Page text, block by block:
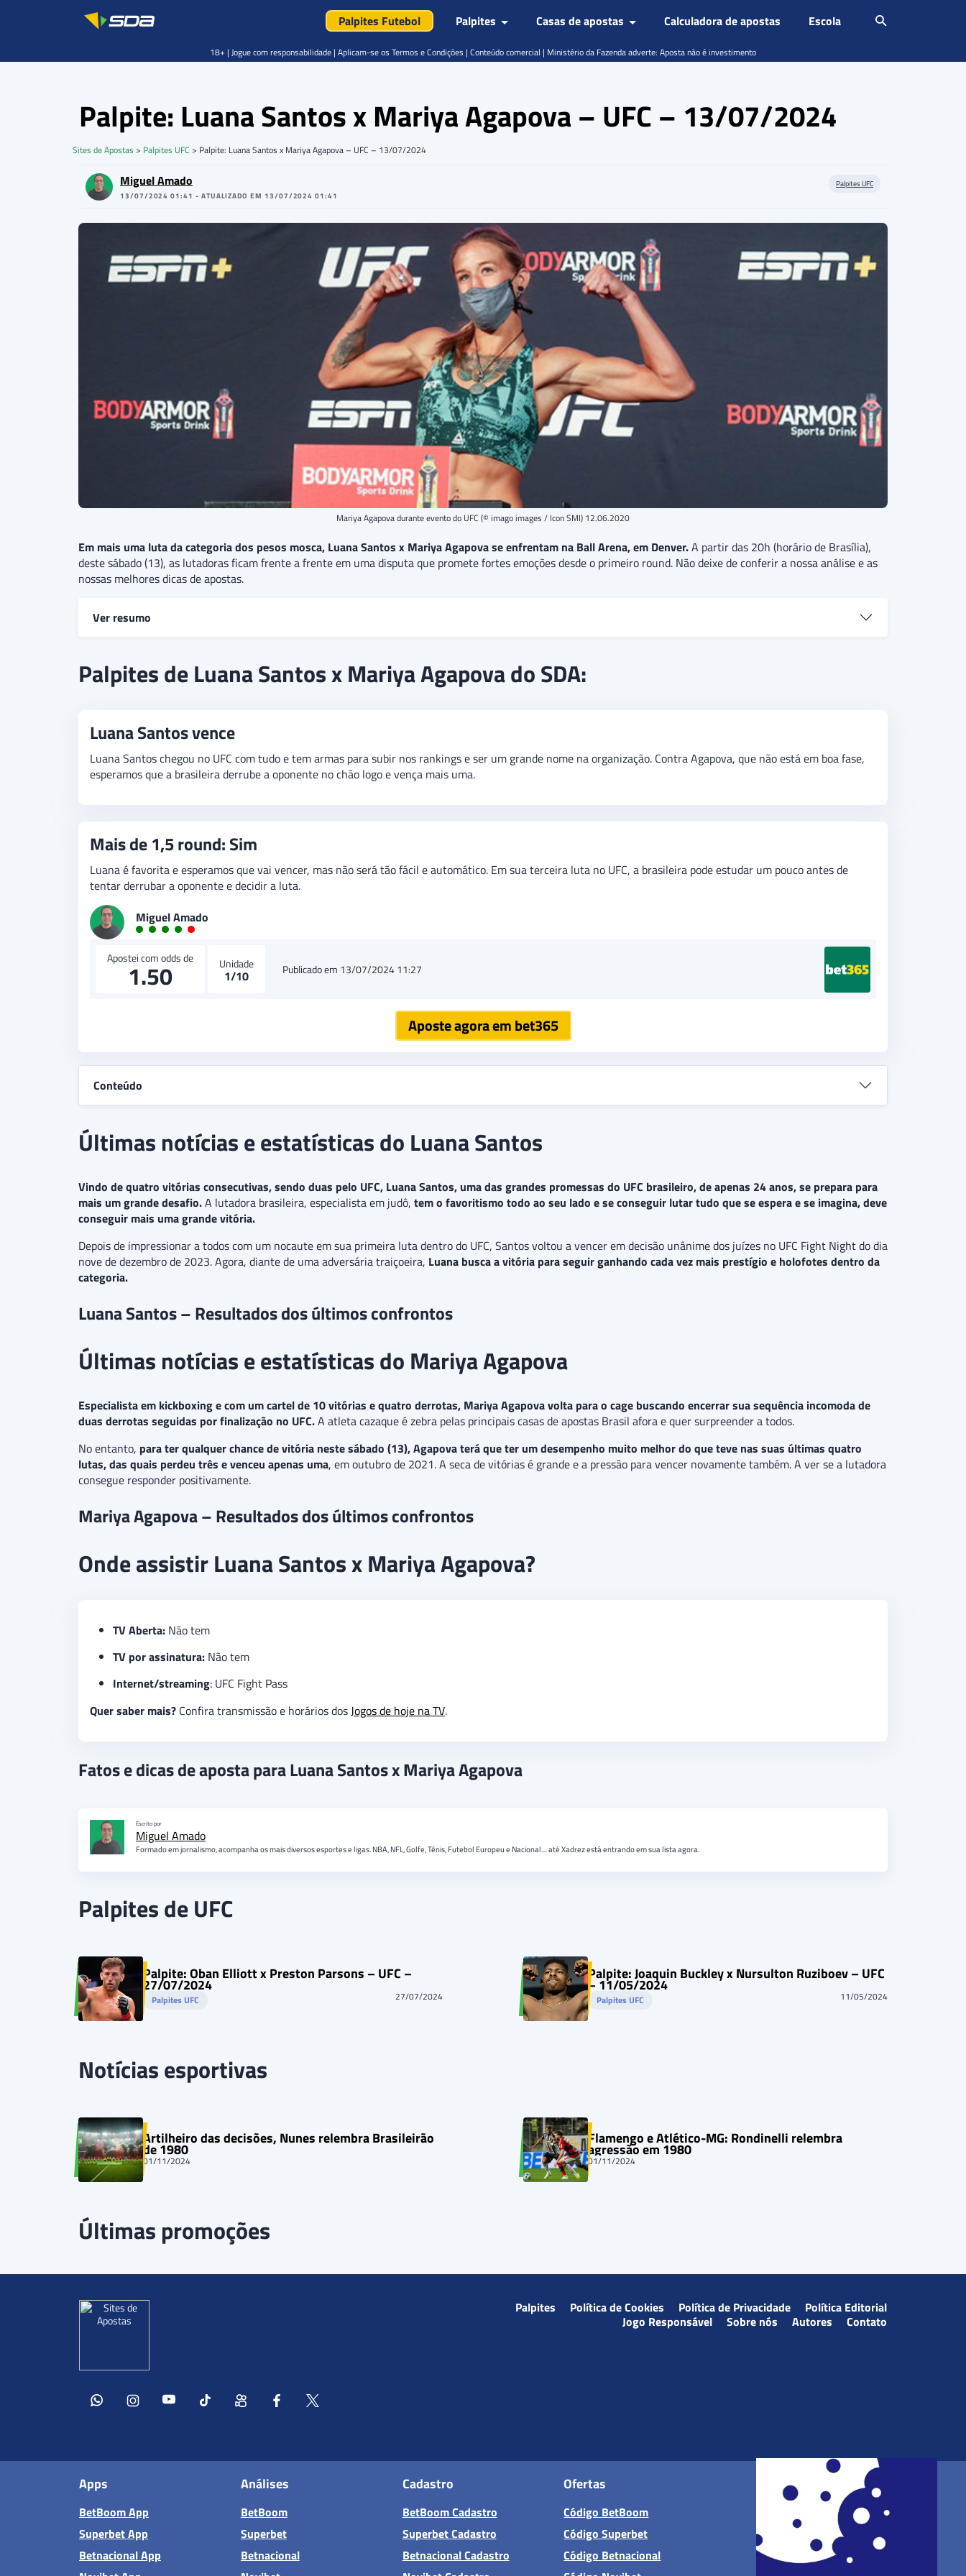
Palpites Futebol Palpites Casas de apostas Calculadora de apostas Escola
Palpite: Luana Santos x Mariya Agapova – UFC – 13/07/2024
Sites de Apostas > Palpites UFC > Palpite: Luana Santos x Mariya Agapova – UFC – 13/07/2024
Miguel Amado
13/07/2024 01:41 - ATUALIZADO EM 13/07/2024 01:41
Palpites UFC
Mariya Agapova durante evento do UFC (© imago images / Icon SMI) 12.06.2020
Em mais uma luta da categoria dos pesos mosca, Luana Santos x Mariya Agapova se enfrentam na Ball Arena, em Denver.A partir das 20h (horário de Brasília),
deste sábado (13), as lutadoras ficam frente a frente em uma disputa que promete fortes emoções desde o primeiro round. Não deixe de conferir a nossa análise e as
nossas melhores dicas de apostas.
Ver resumo
sua terceira na organização em três lutas, e mais de 1,5 round.
Palpites de Luana Santos x Mariya Agapova do SDA:
Luana Santos vence
Luana Santos chegou no UFC com tudo e tem armas para subir nos rankings e ser um grande nome na organização. Contra Agapova, que não está em boa fase,
esperamos que a brasileira derrube a oponente no chão logo e vença mais uma.
Mais de 1,5 round: Sim
Luana é favorita e esperamos que vai vencer, mas não será tão fácil e automático. Em sua terceira luta no UFC, a brasileira pode estudar um pouco antes de
tentar derrubar a oponente e decidir a luta.
Miguel Amado
Apostei com odds de
1.50 Unidade
1/10 Publicado em 13/07/2024 11:27
Aposte agora em bet365
Conteúdo
Últimas notícias e estatísticas do Luana Santos
Vindo de quatro vitórias consecutivas, sendo duas pelo UFC, Luana Santos, uma das grandes promessas do UFC brasileiro, de apenas 24 anos, se prepara para
mais um grande desafio.A lutadora brasileira, especialista em judô, tem o favoritismo todo ao seu lado e se conseguir lutar tudo que se espera e se imagina, deve
conseguir mais uma grande vitória.
Depois de impressionar a todos com um nocaute em sua primeira luta dentro do UFC, Santos voltou a vencer em decisão unânime dos juízes no UFC Fight Night do dia
nove de dezembro de 2023. Agora, diante de uma adversária traiçoeira, Luana busca a vitória para seguir ganhando cada vez mais prestígio e holofotes dentro da
categoria.
Luana Santos – Resultados dos últimos confrontos
Últimas notícias e estatísticas do Mariya Agapova
Especialista em kickboxing e com um cartel de 10 vitórias e quatro derrotas, Mariya Agapova volta para o cage buscando encerrar sua sequência incomoda de
duas derrotas seguidas por finalização no UFC.A atleta cazaque é zebra pelas principais casas de apostas Brasil afora e quer surpreender a todos.
No entanto, para ter qualquer chance de vitória neste sábado (13), Agapova terá que ter um desempenho muito melhor do que teve nas suas últimas quatro
lutas, das quais perdeu três e venceu apenas uma, em outubro de 2021. A seca de vitórias é grande e a pressão para vencer novamente também. A ver se a lutadora
consegue responder positivamente.
Mariya Agapova – Resultados dos últimos confrontos
Onde assistir Luana Santos x Mariya Agapova?
TV Aberta: Não tem
TV por assinatura: Não tem
Internet/streaming: UFC Fight Pass
Quer saber mais? Confira transmissão e horários dosJogos de hoje na TV.
Fatos e dicas de aposta para Luana Santos x Mariya Agapova
Escrito por
Miguel Amado
Formado em jornalismo, acompanha os mais diversos esportes e ligas. NBA, NFL, Golfe, Tênis, Futebol Europeu e Nacional… até Xadrez está entrando em sua lista agora.
Palpites de UFC
Palpite: Oban Elliott x Preston Parsons – UFC –
27/07/2024
Palpites UFC 27/07/2024
Palpite: Joaquin Buckley x Nursulton Ruziboev – UFC
– 11/05/2024
Palpites UFC 11/05/2024
Notícias esportivas
Artilheiro das decisões, Nunes relembra Brasileirão
de 1980
01/11/2024
Flamengo e Atlético-MG: Rondinelli relembra
agressão em 1980
01/11/2024
Últimas promoções
Palpites Política de Cookies Política de Privacidade
Política Editorial
Jogo Responsável
Sobre nós Autores Contato
Apps
BetBoom App
Superbet App
Betnacional App
Análises
BetBoom
Superbet
Betnacional
Cadastro
BetBoom Cadastro
Superbet Cadastro
Betnacional Cadastro
Ofertas
Código BetBoom
Código Superbet
Código Betnacional
18+ | Jogue com responsabilidade | Aplicam-se os Termos e Condições | Conteúdo comercial | Ministério da Fazenda adverte: Aposta não é investimento